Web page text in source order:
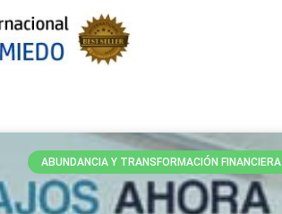
ABUNDANCIA Y TRANSFORMACIÓN FINANCIERA